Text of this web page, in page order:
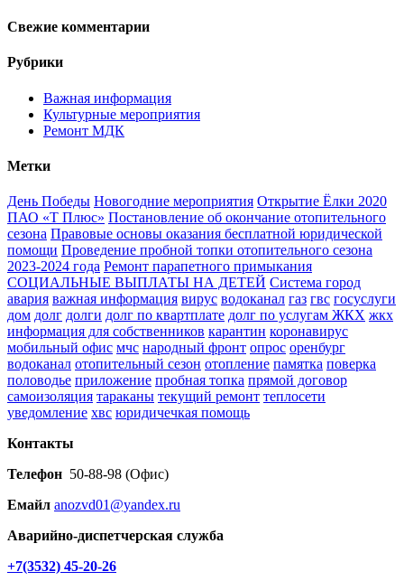
Свежие комментарии
Рубрики
Важная информация
Культурные мероприятия
Ремонт МДК
Метки
День Победы Новогодние мероприятия Открытие Ёлки 2020
ПАО «Т Плюс» Постановление об окончание отопительного
сезона Правовые основы оказания бесплатной юридической
помощи Проведение пробной топки отопительного сезона
2023-2024 года Ремонт парапетного примыкания
СОЦИАЛЬНЫЕ ВЫПЛАТЫ НА ДЕТЕЙ Система город
авария важная информация вирус водоканал газ гвс госуслуги
дом долг долги долг по квартплате долг по услугам ЖКХ жкх
информация для собственников карантин коронавирус
мобильный офис мчс народный фронт опрос оренбург
водоканал отопительный сезон отопление памятка поверка
половодье приложение пробная топка прямой договор
самоизоляция тараканы текущий ремонт теплосети
уведомление хвс юридичечкая помощь
Контакты
Телефон 50-88-98 (Офис)
Емайл anozvd01@yandex.ru
Аварийно-диспетчерская служба
+7(3532) 45-20-26